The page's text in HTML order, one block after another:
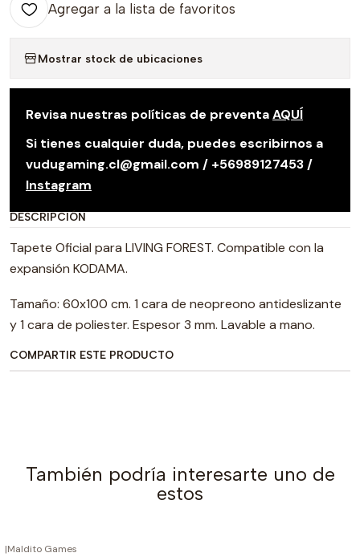
Agregar a la lista de favoritos
Mostrar stock de ubicaciones
Revisa nuestras políticas de preventaAQUÍ
Si tienes cualquier duda, puedes escribirnos a
vudugaming.cl@gmail.com / +56989127453 /
Instagram
DESCRIPCIÓN
Tapete Oficial para LIVING FOREST. Compatible con la
expansión KODAMA.
Tamaño: 60x100 cm. 1 cara de neopreono antideslizante
y 1 cara de poliester. Espesor 3 mm. Lavable a mano.
COMPARTIR ESTE PRODUCTO
También podría interesarte uno de
estos
|Maldito Games